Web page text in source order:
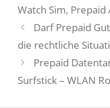
Watch Sim, Prepaid
Darf Prepaid
die rechtliche
Prepaid
Surfstick – WLAN